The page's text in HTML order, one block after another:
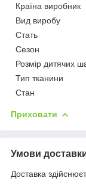
Країна виробник
Вид виробу
Стать
Сезон
Розмір дитячих
Тип тканини
Стан
Приховати
Умови
Доставка